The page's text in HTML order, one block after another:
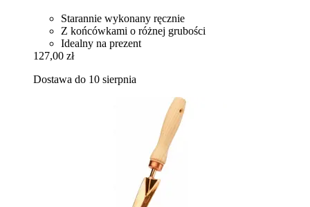
Starannie wykonany ręcznie
Z końcówkami o różnej grubości
Idealny na prezent
127,00 zł
Dostawa do 10 sierpnia